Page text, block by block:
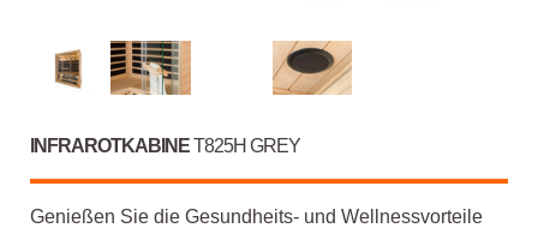
INFRAROTKABINET825H GREY
Genießen Sie die Gesundheits- und Wellnessvorteile